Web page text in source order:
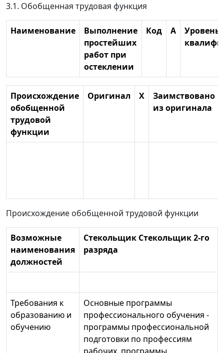
3.1. Обобщенная трудовая функция
Наименование
Выполнение
простейших
работ при
остеклении
Код А
Уровень
Происхождение
обобщенной
трудовой
функции
Оригинал X
Заимствовано
из оригинала
Происхождение обобщенной трудовой функции
Возможные
наименования
должностей
Стекольщик Стекольщик 2-го
разряда
Требования к
образованию и
обучению
Основные программы
профессионального обучения -
программы профессиональной
подготовки по профессиям